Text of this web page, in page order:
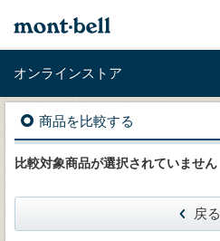
オンラインストア
商品を比較する
比較対象商品が選択されていません
戻る